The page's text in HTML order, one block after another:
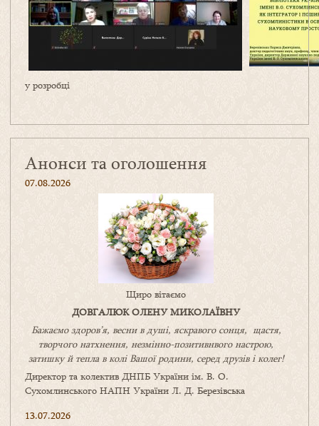
у розробці
Анонси та оголошення
07.08.2026
Щиро вітаємо
ДОВГАЛЮК ОЛЕНУ МИКОЛАЇВНУ
Бажаємо здоров’я, весни в душі, яскравого сонця, щастя,
творчого натхнення, незмінно-позитивнвого настрою,
затишкуйтепла в коліВашоїродини, серед друзів і колег!
Директор та колектив ДНПБ України ім. В. О.
Сухомлинського НАПН України Л. Д. Березівська
13.07.2026